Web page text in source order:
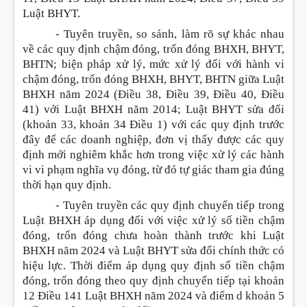
Luật BHYT.
- Tuyên truyền, so sánh, làm rõ sự khác nhau
về các quy định chậm đóng, trốn đóng BHXH, BHYT,
BHTN; biện pháp xử lý, mức xử lý đối với hành vi
chậm đóng, trốn đóng BHXH, BHYT, BHTN giữa Luật
BHXH năm 2024 (Điều 38, Điều 39, Điều 40, Điều
41) với Luật BHXH năm 2014; Luật BHYT sửa đổi
(khoản 33, khoản 34 Điều 1) với các quy định trước
đây để các doanh nghiệp, đơn vị thấy được các quy
định mới nghiêm khắc hơn trong việc xử lý các hành
vi vi phạm nghĩa vụ đóng, từ đó tự giác tham gia đúng
thời hạn quy định.
- Tuyên truyền các quy định chuyển tiếp trong
Luật BHXH áp dụng đối với việc xử lý số tiền chậm
đóng, trốn đóng chưa hoàn thành trước khi Luật
BHXH năm 2024 và Luật BHYT sửa đổi chính thức có
hiệu lực. Thời điểm áp dụng quy định số tiền chậm
đóng, trốn đóng theo quy định chuyển tiếp tại khoản
12 Điều 141 Luật BHXH năm 2024 và điểm d khoản 5